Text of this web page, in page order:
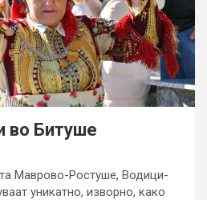
во Битуше
Маврово-Ростуше, Водици-
уникатно, изворно, како